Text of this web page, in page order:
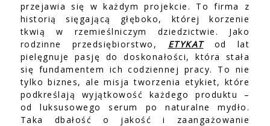
przejawia się w każdym projekcie. To firma z
historią sięgającą głęboko, której korzenie
tkwią w rzemieślniczym dziedzictwie. Jako
rodzinne przedsiębiorstwo, ETYKATod lat
pielęgnuje pasję do doskonałości, która stała
się fundamentem ich codziennej pracy. To nie
tylko biznes, ale misja tworzenia etykiet, które
podkreślają wyjątkowość każdego produktu –
od luksusowego serum po naturalne mydło.
Taka dbałość o jakość i zaangażowanie